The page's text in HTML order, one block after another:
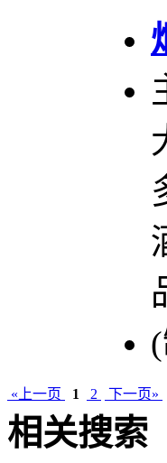
«上一页 1 2 下一页»
相关搜索